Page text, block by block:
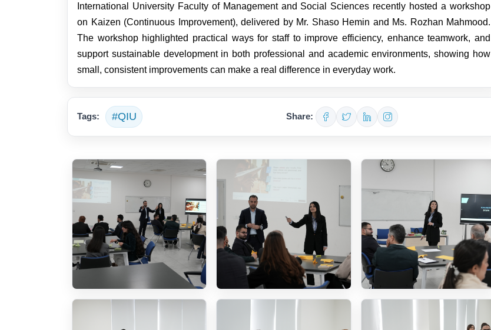
International University Faculty of Management and Social Sciences recently hosted a workshop
on Kaizen (Continuous Improvement), delivered by Mr. Shaso Hemin and Ms. Rozhan Mahmood.
The workshop highlighted practical ways for staff to improve efficiency, enhance teamwork, and
support sustainable development in both professional and academic environments, showing how
small, consistent improvements can make a real difference in everyday work.
Tags: #QIU Share: